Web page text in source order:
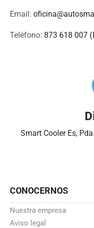
Email:
Teléfono: 873 618 007
Smart Cooler Es,
CONOCERNOS
Nuestra empresa
Aviso legal